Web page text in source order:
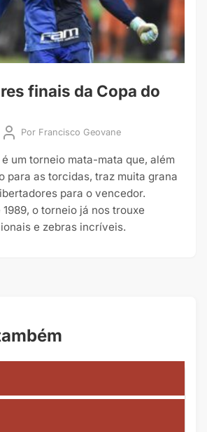
finais da Copa do
Por Francisco Geovane
um torneio mata-mata que, além
para as torcidas, traz muita grana
para o vencedor.
o torneio já nos trouxe
e zebras incríveis.